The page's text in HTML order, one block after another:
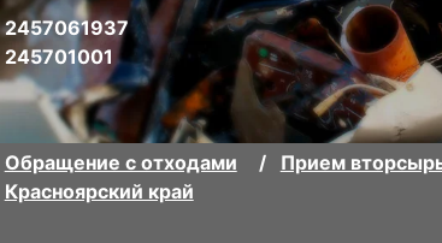
2457061937
245701001
Обращение с отходами
Прием
Красноярский край